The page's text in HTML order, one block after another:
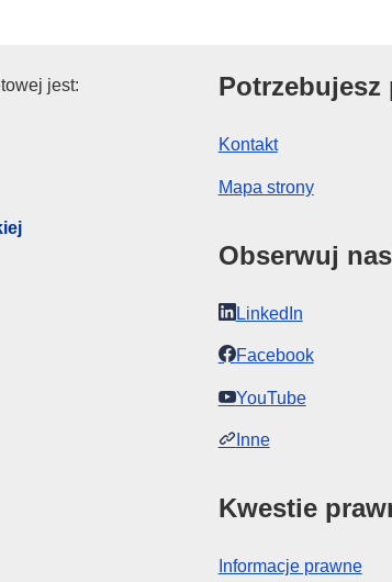
Europejskiej
jest: Potrzebujesz
Kontakt
Mapa strony
Obserwuj
LinkedIn
Facebook
YouTube
Inne
Kwestie
Informacje prawne